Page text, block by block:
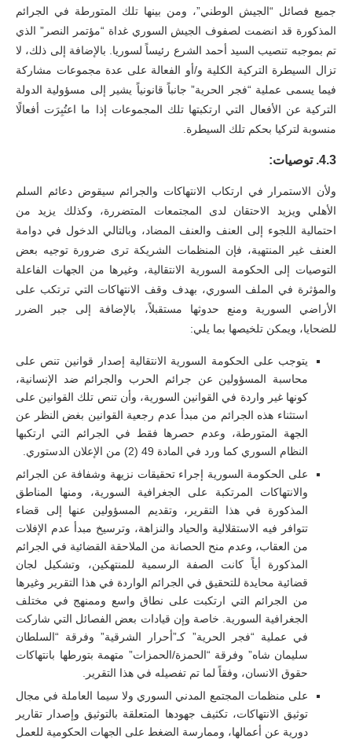
جميع فصائل “الجيش الوطني”، ومن بينها تلك المتورطة في الجرائم
المذكورة قد انضمت لصفوف الجيش السوري غداة “مؤتمر النصر” الذي
تم بموجبه تنصيب السيد أحمد الشرع رئيساً لسوريا. بالإضافة إلى ذلك، لا
تزال السيطرة التركية الكلية و/أو الفعالة على عدة مجموعات مشاركة
فيما يسمى عملية “فجر الحرية” جانباً قانونياً يشير إلى مسؤولية الدولة
التركية عن الأفعال التي ارتكبتها تلك المجموعات إذا ما اعتُبِرَت أفعالًا
منسوبة لتركيا بحكم تلك السيطرة.
4.3. توصيات:
ولأن الاستمرار في ارتكاب الانتهاكات والجرائم سيقوض دعائم السلم
الأهلي ويزيد الاحتقان لدى المجتمعات المتضررة، وكذلك يزيد من
احتمالية اللجوء إلى العنف والعنف المضاد، وبالتالي الدخول في دوامة
العنف غير المنتهية، فإن المنظمات الشريكة ترى ضرورة توجيه بعض
التوصيات إلى الحكومة السورية الانتقالية، وغيرها من الجهات الفاعلة
والمؤثرة في الملف السوري، بهدف وقف الانتهاكات التي ترتكب على
الأراضي السورية ومنع حدوثها مستقبلاً، بالإضافة إلى جبر الضرر
للضحايا، ويمكن تلخيصها بما يلي:
يتوجب على الحكومة السورية الانتقالية إصدار قوانين تنص على
محاسبة المسؤولين عن جرائم الحرب والجرائم ضد الإنسانية،
كونها غير واردة في القوانين السورية، وأن تنص تلك القوانين على
استثناء هذه الجرائم من مبدأ عدم رجعية القوانين بغض النظر عن
الجهة المتورطة، وعدم حصرها فقط في الجرائم التي ارتكبها
النظام السوري كما ورد في المادة 49 (2) من الإعلان الدستوري.
على الحكومة السورية إجراء تحقيقات نزيهة وشفافة عن الجرائم
والانتهاكات المرتكبة على الجغرافية السورية، ومنها المناطق
المذكورة في هذا التقرير، وتقديم المسؤولين عنها إلى قضاء
تتوافر فيه الاستقلالية والحياد والنزاهة، وترسيخ مبدأ عدم الإفلات
من العقاب، وعدم منح الحصانة من الملاحقة القضائية في الجرائم
المذكورة أياً كانت الصفة الرسمية للمنتهكين، وتشكيل لجان
قضائية محايدة للتحقيق في الجرائم الواردة في هذا التقرير وغيرها
من الجرائم التي ارتكبت على نطاق واسع وممنهج في مختلف
الجغرافية السورية. خاصة وإن قيادات بعض الفصائل التي شاركت
في عملية “فجر الحرية” كـ”أحرار الشرقية” وفرقة “السلطان
سليمان شاه” وفرقة “الحمزة/الحمزات” متهمة بتورطها بانتهاكات
حقوق الانسان، وفقاً لما تم تفصيله في هذا التقرير.
على منظمات المجتمع المدني السوري ولا سيما العاملة في مجال
توثيق الانتهاكات، تكثيف جهودها المتعلقة بالتوثيق وإصدار تقارير
دورية عن أعمالها، وممارسة الضغط على الجهات الحكومية للعمل